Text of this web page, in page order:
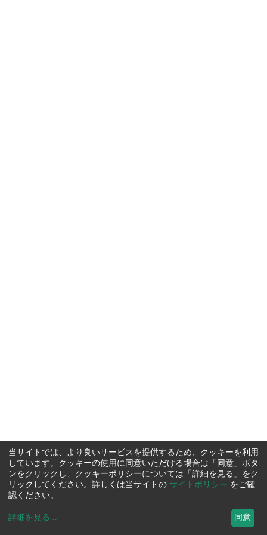
当サイトでは、より良いサービスを提供するため、クッキーを利用
しています。クッキーの使用に同意いただける場合は「同意」ボタ
ンをクリックし、クッキーポリシーについては「詳細を見る」をク
リックしてください。詳しくは当サイトの サイトポリシー をご確
認ください。
詳細を見る ... 同意